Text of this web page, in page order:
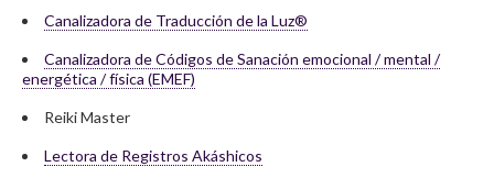
Canalizadora de Traducción de la Luz®
Canalizadora de Códigos de Sanación emocional / mental /
energética / física (EMEF)
Reiki Master
Lectora de Registros Akáshicos